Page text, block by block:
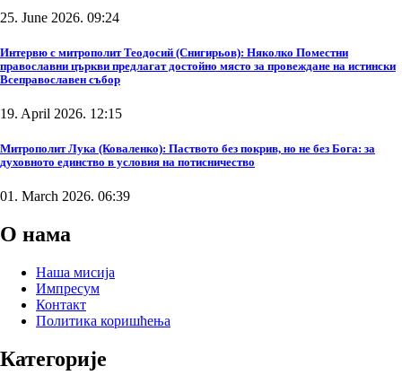
25. June 2026. 09:24
Интервю с митрополит Теодосий (Снигирьов): Няколко Поместни
православни църкви предлагат достойно място за провеждане на истински
Всеправославен събор
19. April 2026. 12:15
Митрополит Лука (Коваленко): Паството без покрив, но не без Бога: за
духовното единство в условия на потисничество
01. March 2026. 06:39
О нама
Наша мисија
Импресум
Контакт
Политика коришћења
Категорије